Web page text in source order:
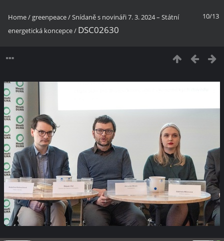
10/13
Home/ greenpeace/Snídaně s novináři 7. 3. 2024 –⁠⁠⁠⁠⁠ Státní
energetická koncepce/ DSC02630